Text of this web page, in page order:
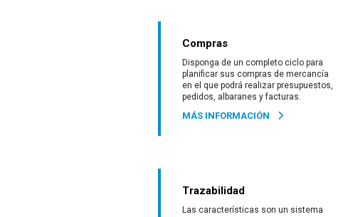
Compras
Disponga de un completo ciclo para
planificar sus compras de mercancía
en el que podrá realizar presupuestos,
pedidos, albaranes y facturas.
MÁS INFORMACIÓN
Trazabilidad
Las características son un sistema